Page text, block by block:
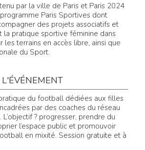
par la ville de Paris et Paris 2024
Paris Sportives dont
des projets associatifs et
la pratique sportive féminine dans
les terrains en accès libre, ainsi que
du Sport.
du football dédiées aux filles
par des coaches du réseau
L’objectif ? progresser, prendre du
l’espace public et promouvoir
en mixité. Session gratuite et à